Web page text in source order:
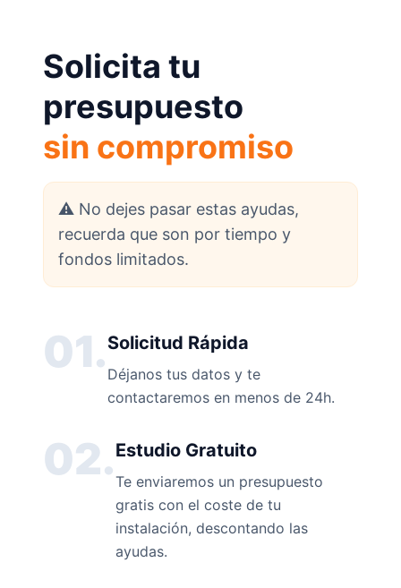
Solicita tu
presupuesto
sin compromiso
⚠️ No dejes pasar estas ayudas,
recuerda que son por tiempo y
fondos limitados.
01.Solicitud Rápida
Déjanos tus datos y te
contactaremos en menos de 24h.
02.Estudio Gratuito
Te enviaremos un presupuesto
gratis con el coste de tu
instalación, descontando las
ayudas.